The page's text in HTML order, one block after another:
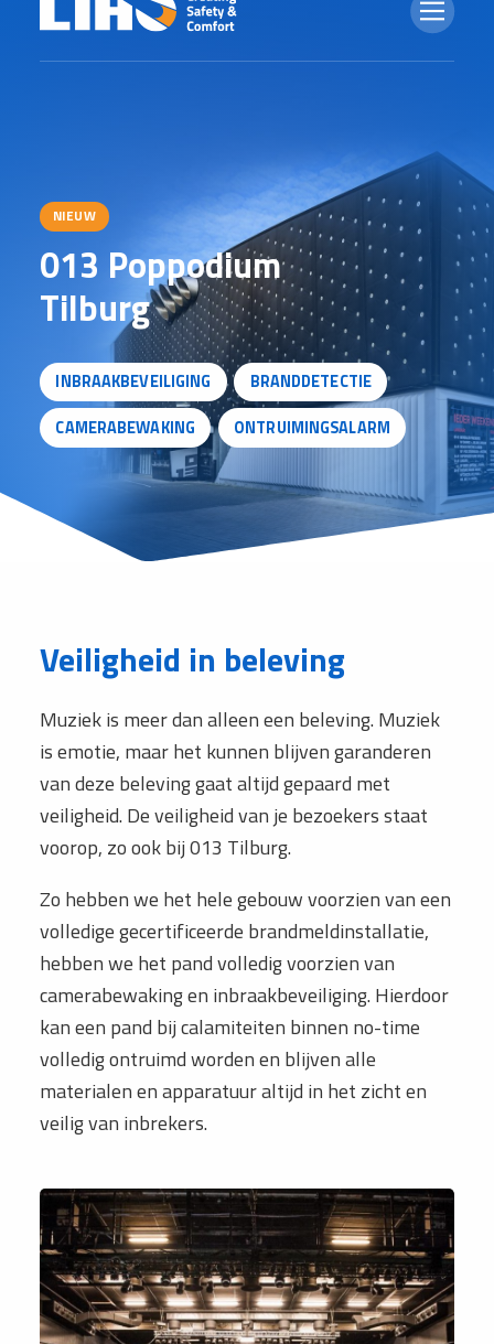
NIEUW
013 Poppodium
Tilburg
INBRAAKBEVEILIGING
BRANDDETECTIE
CAMERABEWAKING
ONTRUIMINGSALARM
Veiligheid in beleving
Muziek is meer dan alleen een beleving. Muziek
is emotie, maar het kunnen blijven garanderen
van deze beleving gaat altijd gepaard met
veiligheid. De veiligheid van je bezoekers staat
voorop, zo ook bij 013 Tilburg.
Zo hebben we het hele gebouw voorzien van een
volledige gecertificeerde brandmeldinstallatie,
hebben we het pand volledig voorzien van
camerabewaking en inbraakbeveiliging. Hierdoor
kan een pand bij calamiteiten binnen no-time
volledig ontruimd worden en blijven alle
materialen en apparatuur altijd in het zicht en
veilig van inbrekers.